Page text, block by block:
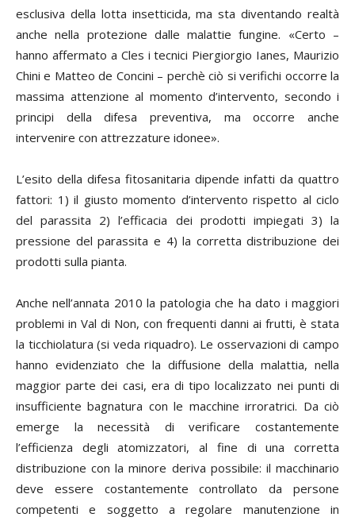
esclusiva della lotta insetticida, ma sta diventando realtà
anche nella protezione dalle malattie fungine. «Certo –
hanno affermato a Cles i tecnici Piergiorgio Ianes, Maurizio
Chini e Matteo de Concini – perchè ciò si verifichi occorre la
massima attenzione al momento d’intervento, secondo i
principi della difesa preventiva, ma occorre anche
intervenire con attrezzature idonee».
L’esito della difesa fitosanitaria dipende infatti da quattro
fattori: 1) il giusto momento d’intervento rispetto al ciclo
del parassita 2) l’efficacia dei prodotti impiegati 3) la
pressione del parassita e 4) la corretta distribuzione dei
prodotti sulla pianta.
Anche nell’annata 2010 la patologia che ha dato i maggiori
problemi in Val di Non, con frequenti danni ai frutti, è stata
la ticchiolatura (si veda riquadro). Le osservazioni di campo
hanno evidenziato che la diffusione della malattia, nella
maggior parte dei casi, era di tipo localizzato nei punti di
insufficiente bagnatura con le macchine irroratrici. Da ciò
emerge la necessità di verificare costantemente
l’efficienza degli atomizzatori, al fine di una corretta
distribuzione con la minore deriva possibile: il macchinario
deve essere costantemente controllato da persone
competenti e soggetto a regolare manutenzione in